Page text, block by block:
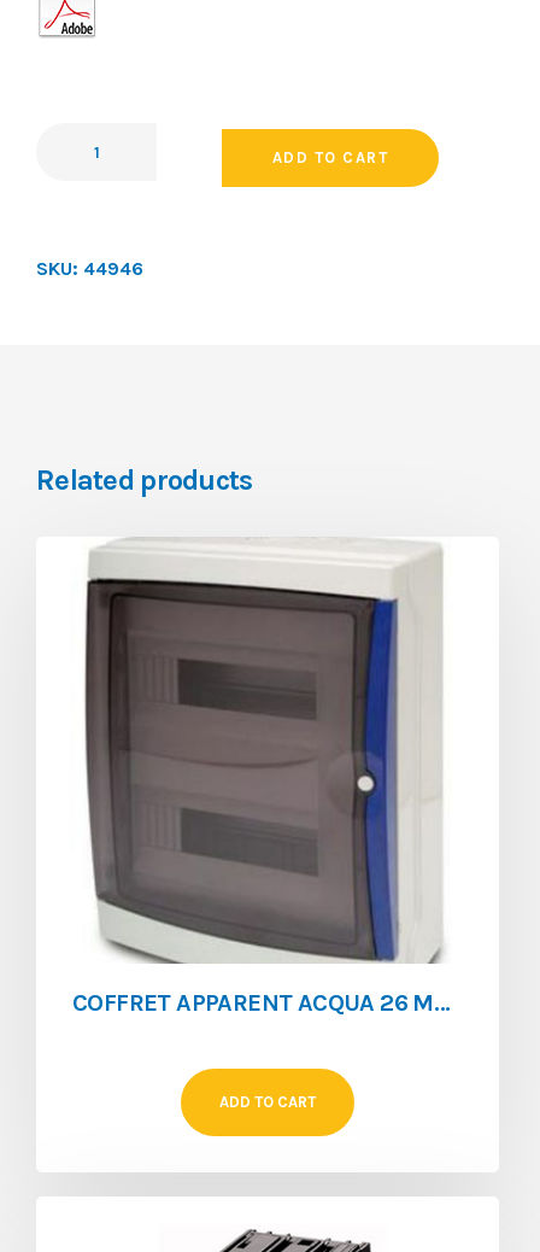
ADD TO CART
SKU: 44946
Related products
COFFRET APPARENT ACQUA 26 MOD IP65 SANS BARETTE DE TERRE**
ADD TO CART